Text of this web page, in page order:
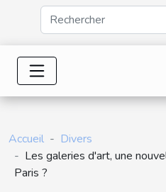
Accueil
Divers
Les galeries d'art, une
Paris ?